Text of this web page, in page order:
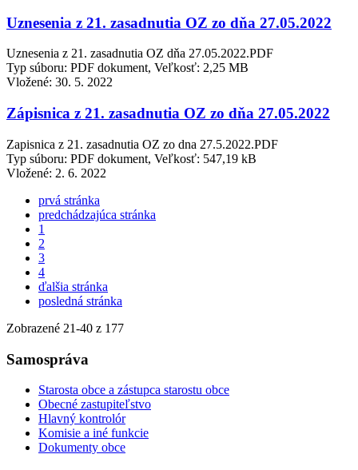
Uznesenia z 21. zasadnutia OZ zo dňa 27.05.2022
Uznesenia z 21. zasadnutia OZ dňa 27.05.2022.PDF
Typ súboru: PDF dokument, Veľkosť: 2,25 MB
Vložené: 30. 5. 2022
Zápisnica z 21. zasadnutia OZ zo dňa 27.05.2022
Zapisnica z 21. zasadnutia OZ zo dna 27.5.2022.PDF
Typ súboru: PDF dokument, Veľkosť: 547,19 kB
Vložené: 2. 6. 2022
prvá stránka
predchádzajúca stránka
1
2
3
4
ďalšia stránka
posledná stránka
Zobrazené 21-40 z 177
Samospráva
Starosta obce a zástupca starostu obce
Obecné zastupiteľstvo
Hlavný kontrolór
Komisie a iné funkcie
Dokumenty obce